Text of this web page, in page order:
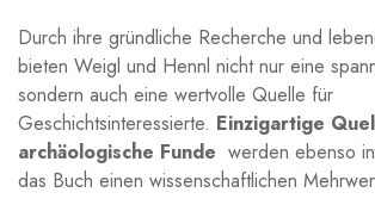
Durch ihre gründliche Recherche und
bieten Weigl und Hennl nicht nur ⁢eine
sondern auch eine wertvolle Quelle für
Geschichtsinteressierte. Einzigartige
archäologische Funde
werden ebenso
das​ Buch einen ⁣wissenschaftlichen